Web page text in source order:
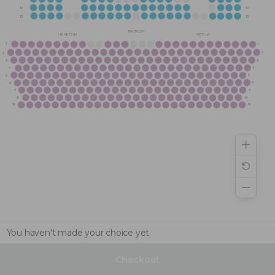
9
8
7
6
5
4
3
2
1
9
8
7
6
5
4
3
2
1
ЧЕТНИ
НЕЧЕТНИ
БАЛКОН
13
13
12
12
You haven't made your choice yet.